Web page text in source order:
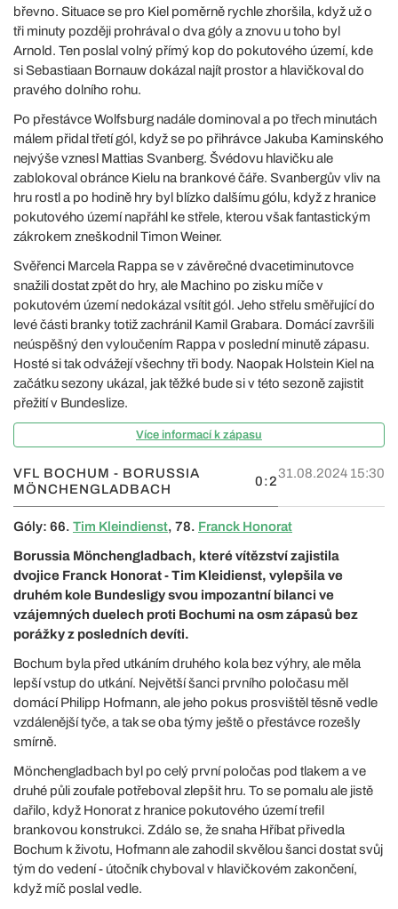
břevno. Situace se pro Kiel poměrně rychle zhoršila, když už o
tři minuty později prohrával o dva góly a znovu u toho byl
Arnold. Ten poslal volný přímý kop do pokutového území, kde
si Sebastiaan Bornauw dokázal najít prostor a hlavičkoval do
pravého dolního rohu.
Po přestávce Wolfsburg nadále dominoval a po třech minutách
málem přidal třetí gól, když se po přihrávce Jakuba Kaminského
nejvýše vznesl Mattias Svanberg. Švédovu hlavičku ale
zablokoval obránce Kielu na brankové čáře. Svanbergův vliv na
hru rostl a po hodině hry byl blízko dalšímu gólu, když z hranice
pokutového území napřáhl ke střele, kterou však fantastickým
zákrokem zneškodnil Timon Weiner.
Svěřenci Marcela Rappa se v závěrečné dvacetiminutovce
snažili dostat zpět do hry, ale Machino po zisku míče v
pokutovém území nedokázal vsítit gól. Jeho střelu směřující do
levé části branky totiž zachránil Kamil Grabara. Domácí završili
neúspěšný den vyloučením Rappa v poslední minutě zápasu.
Hosté si tak odvážejí všechny tři body. Naopak Holstein Kiel na
začátku sezony ukázal, jak těžké bude si v této sezoně zajistit
přežití v Bundeslize.
Více informací k zápasu
VFL BOCHUM - BORUSSIA
MÖNCHENGLADBACH
0:2
31.08.2024 15:30
Góly: 66. Tim Kleindienst, 78. Franck Honorat
Borussia Mönchengladbach, které vítězství zajistila
dvojice Franck Honorat - Tim Kleidienst, vylepšila ve
druhém kole Bundesligy svou impozantní bilanci ve
vzájemných duelech proti Bochumi na osm zápasů bez
porážky z posledních devíti.
Bochum byla před utkáním druhého kola bez výhry, ale měla
lepší vstup do utkání. Největší šanci prvního poločasu měl
domácí Philipp Hofmann, ale jeho pokus prosvištěl těsně vedle
vzdálenější tyče, a tak se oba týmy ještě o přestávce rozešly
smírně.
Mönchengladbach byl po celý první poločas pod tlakem a ve
druhé půli zoufale potřeboval zlepšit hru. To se pomalu ale jistě
dařilo, když Honorat z hranice pokutového území trefil
brankovou konstrukci. Zdálo se, že snaha Hříbat přivedla
Bochum k životu, Hofmann ale zahodil skvělou šanci dostat svůj
tým do vedení - útočník chyboval v hlavičkovém zakončení,
když míč poslal vedle.